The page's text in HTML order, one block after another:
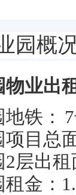
园概
业出
铁：
项目总
层出
金：